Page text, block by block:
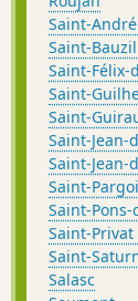
Saint-
Saint-
Saint-Félix-
Saint-
Saint-
Saint-Jean-
Saint-Jean-
Saint-
Saint-
Saint-
Saint-
Salasc